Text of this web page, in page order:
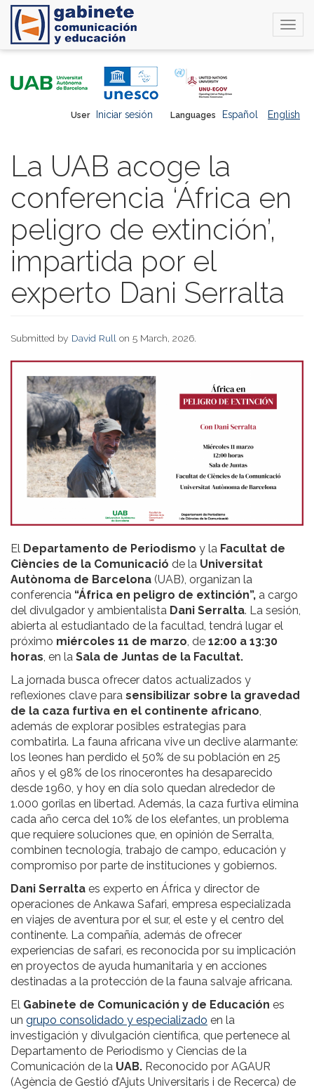
Languages Español English
User Iniciar sesión
La UAB acoge la
conferencia ‘África en
peligro de extinción’,
impartida por el
experto Dani Serralta
Submitted by David Rull on 5 March, 2026.
El Departamento de Periodismo y la Facultat de
Ciències de la Comunicació de la Universitat
Autònoma de Barcelona (UAB), organizan la
conferencia “África en peligro de extinción”, a cargo
del divulgador y ambientalista Dani Serralta. La sesión,
abierta al estudiantado de la facultad, tendrá lugar el
próximo miércoles 11 de marzo, de 12:00 a 13:30
horas, en la Sala de Juntas de la Facultat.
La jornada busca ofrecer datos actualizados y
reflexiones clave para sensibilizar sobre la gravedad
de la caza furtiva en el continente africano,
además de explorar posibles estrategias para
combatirla. La fauna africana vive un declive alarmante:
los leones han perdido el 50% de su población en 25
años y el 98% de los rinocerontes ha desaparecido
desde 1960, y hoy en día solo quedan alrededor de
1.000 gorilas en libertad. Además, la caza furtiva elimina
cada año cerca del 10% de los elefantes, un problema
que requiere soluciones que, en opinión de Serralta,
combinen tecnología, trabajo de campo, educación y
compromiso por parte de instituciones y gobiernos.
Dani Serralta es experto en África y director de
operaciones de Ankawa Safari, empresa especializada
en viajes de aventura por el sur, el este y el centro del
continente. La compañía, además de ofrecer
experiencias de safari, es reconocida por su implicación
en proyectos de ayuda humanitaria y en acciones
destinadas a la protección de la fauna salvaje africana.
El Gabinete de Comunicación y de Educación es
un grupo consolidado y especializado en la
investigación y divulgación científica, que pertenece al
Departamento de Periodismo y Ciencias de la
Comunicación de la UAB. Reconocido por AGAUR
(Agència de Gestió d’Ajuts Universitaris i de Recerca) de